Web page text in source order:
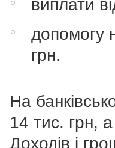
виплати
допомогу
грн.
На
14 тис. грн,
Доходів і